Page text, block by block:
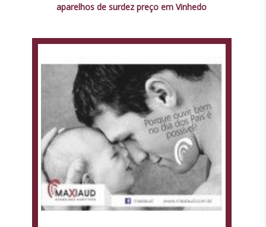
aparelhos de surdez preço em Vinhedo